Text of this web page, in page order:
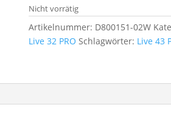
Nicht vorrätig
Artikelnummer: D800151-02W
Live 32 PRO Schlagwörter: Live 43